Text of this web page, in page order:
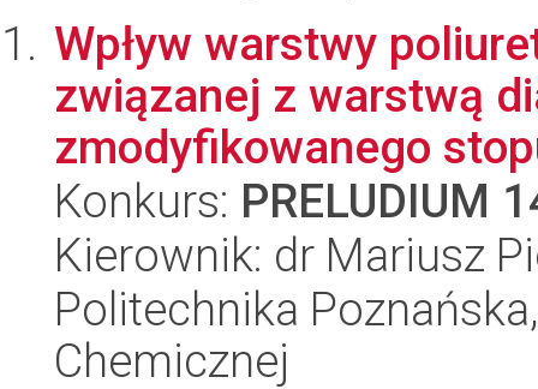
Wpływ warstwy
związanej z warstwą
zmodyfikowanego
Konkurs: PRELUDIUM
Kierownik: dr Mariusz
Politechnika
Chemicznej